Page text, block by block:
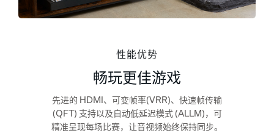
性能优势
畅玩更佳游戏
先进的 HDMI、可变帧率(VRR)、快速帧传输
(QFT) 支持以及自动低延迟模式 (ALLM)，可
精准呈现每场比赛，让音视频始终保持同步。